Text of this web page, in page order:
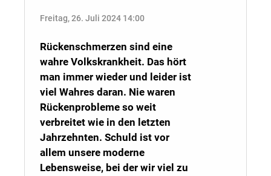
Freitag, 26. Juli 2024 14:00
Rückenschmerzen sind eine
wahre Volkskrankheit. Das hört
man immer wieder und leider ist
viel Wahres daran. Nie waren
Rückenprobleme so weit
verbreitet wie in den letzten
Jahrzehnten. Schuld ist vor
allem unsere moderne
Lebensweise, bei der wir viel zu